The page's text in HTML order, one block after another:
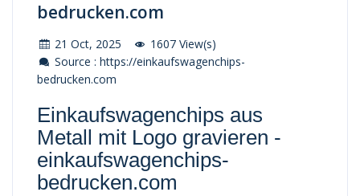
bedrucken.com
21 Oct, 2025
1607 View(s)
Source : https://einkaufswagenchips-
bedrucken.com
Einkaufswagenchips aus
Metall mit Logo gravieren -
einkaufswagenchips-
bedrucken.com